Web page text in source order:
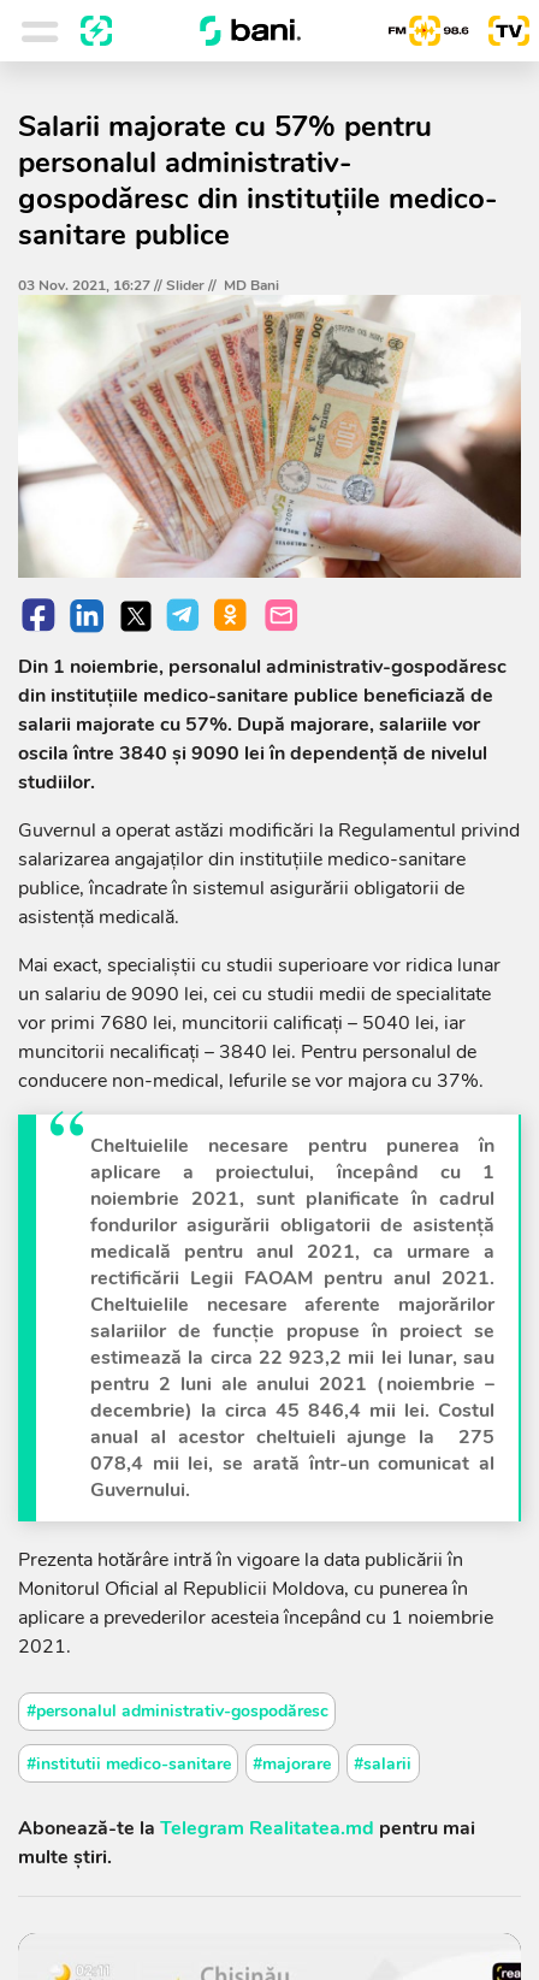
Salarii majorate cu 57% pentru
personalul administrativ-
gospodăresc din instituțiile medico-
sanitare publice
03 Nov. 2021, 16:27 //Slider// MD Bani
Din 1 noiembrie, personalul administrativ-gospodăresc
din instituțiile medico-sanitare publice beneficiază de
salarii majorate cu 57%. După majorare, salariile vor
oscila între 3840 și 9090 lei în dependență de nivelul
studiilor.
Guvernul a operat astăzi modificări la Regulamentul privind
salarizarea angajaților din instituțiile medico-sanitare
publice, încadrate în sistemul asigurării obligatorii de
asistență medicală.
Mai exact, specialiștii cu studii superioare vor ridica lunar
un salariu de 9090 lei, cei cu studii medii de specialitate
vor primi 7680 lei, muncitorii calificați – 5040 lei, iar
muncitorii necalificați – 3840 lei. Pentru personalul de
conducere non-medical, lefurile se vor majora cu 37%.
Cheltuielile necesare pentru punerea în
aplicare a proiectului, începând cu 1
noiembrie 2021, sunt planificate în cadrul
fondurilor asigurării obligatorii de asistență
medicală pentru anul 2021, ca urmare a
rectificării Legii FAOAM pentru anul 2021.
Cheltuielile necesare aferente majorărilor
salariilor de funcție propuse în proiect se
estimează la circa 22 923,2 mii lei lunar, sau
pentru 2 luni ale anului 2021 (noiembrie –
decembrie) la circa 45 846,4 mii lei. Costul
anual al acestor cheltuieli ajunge la 275
078,4 mii lei, se arată într-un comunicat al
Guvernului.
Prezenta hotărâre intră în vigoare la data publicării în
Monitorul Oficial al Republicii Moldova, cu punerea în
aplicare a prevederilor acesteia începând cu 1 noiembrie
2021.
#personalul administrativ-gospodăresc
#institutii medico-sanitare #majorare #salarii
Abonează-te la Telegram Realitatea.md pentru mai
multe știri.